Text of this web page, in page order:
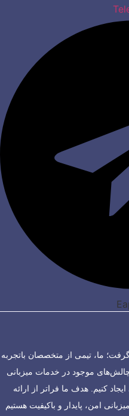
ما، تیمی از متخصصان باتجربه
موجود در خدمات میزبانی
کنیم. هدف ما فراتر از ارائه
امن، پایدار و باکیفیت هستیم